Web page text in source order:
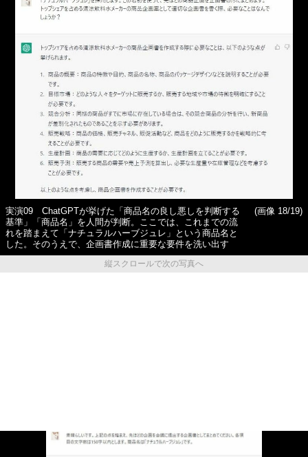
実演09 ChatGPTが挙げた「商品名の良し悪しを判断する
基準」「商品名」を人間が判断。ここでは、これまでの流
れを踏まえて「ナチュラルハーブジュレ」という商品名と
した。そのうえで、企画書作成に重要な要件を洗い出す
(画像 18/19)
縦スクロールで次の写真へ